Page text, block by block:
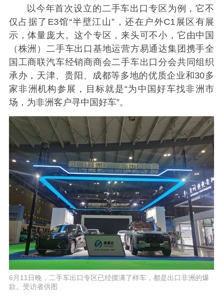
以今年首次设立的二手车出口专区为例，它不
仅占据了E3馆“半壁江山”，还在户外C1展区有展
示，体量庞大。这个专区，来头可不小，它由中国
（株洲）二手车出口基地运营方易通达集团携手全
国工商联汽车经销商商会二手车出口分会共同组织
承办，天津、贵阳、成都等多地的优质企业和30多
家非洲机构参展，目标就是“为中国好车找非洲市
场，为非洲客户寻中国好车”。
6月11日晚，二手车出口专区已经摆满了样车，都是出口非洲的爆
款。受访者供图